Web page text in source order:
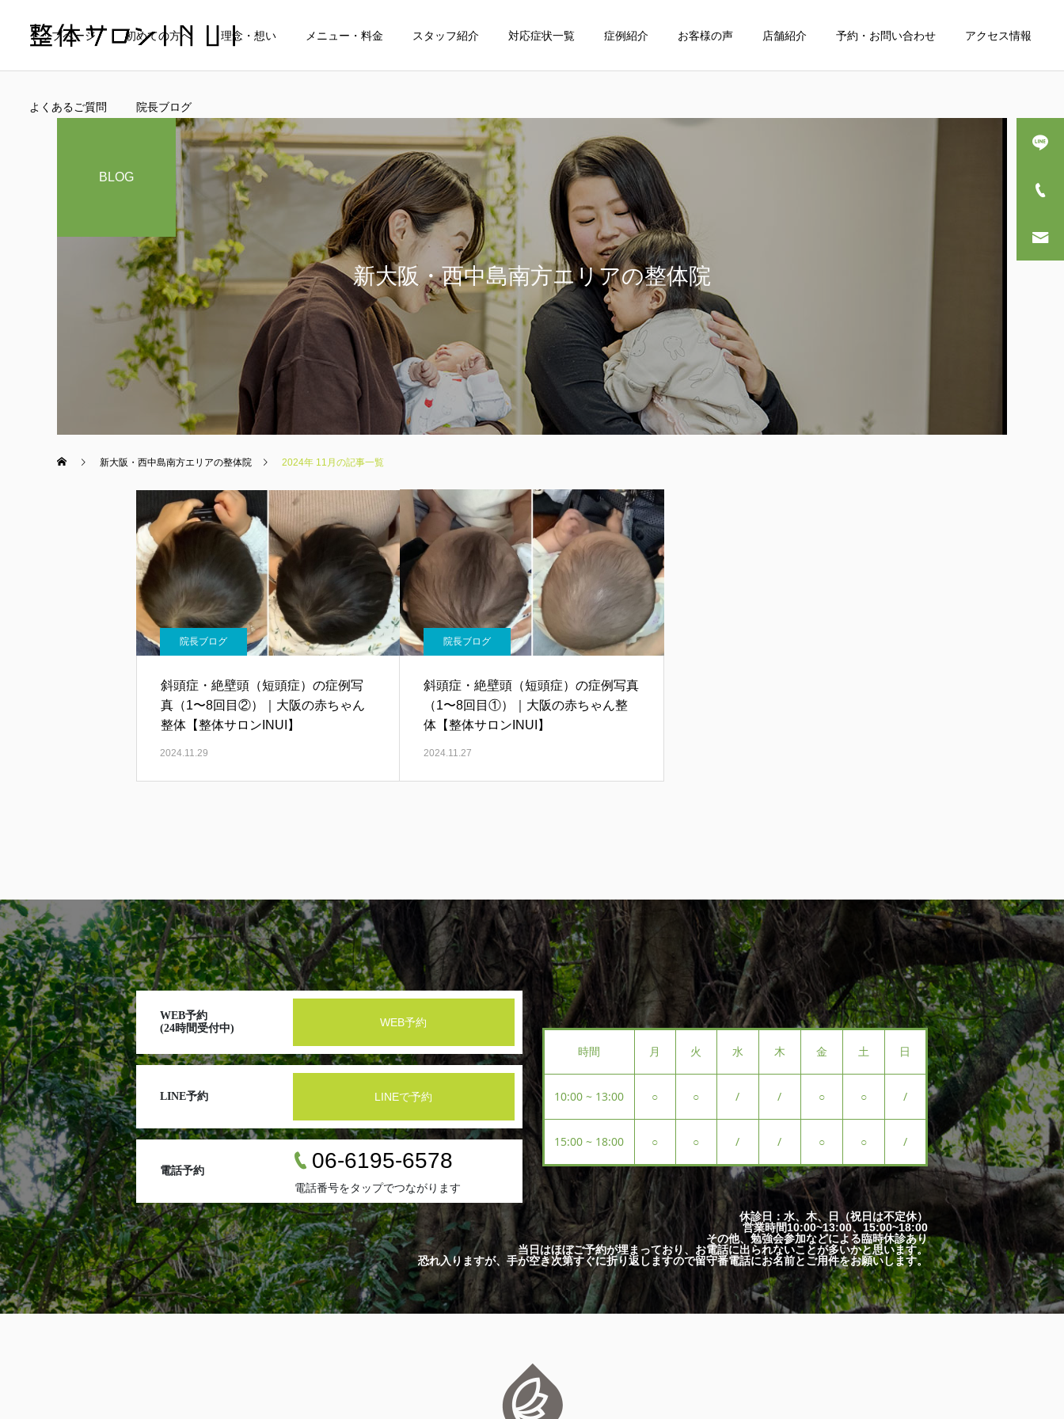
トップページ 初めての方へ 理念・想い メニュー・料金 スタッフ紹介 対応症状一覧 症例紹介 お客様の声 店舗紹介 予約・お問い合わせ アクセス情報
よくあるご質問 院長ブログ
詳細を見る
当院の料金について 整体 小児整体
マタニティケア 新大阪・西中島南方エリアの整体院
BLOG
新大阪・西中島南方エリアの整体院 2024年 11月の記事一覧
院長ブログ
斜頭症・絶壁頭（短頭症）の症例写
真（1〜8回目②）｜大阪の赤ちゃん
整体【整体サロンINUI】
2024.11.29
院長ブログ
斜頭症・絶壁頭（短頭症）の症例写真
（1〜8回目①）｜大阪の赤ちゃん整
体【整体サロンINUI】
2024.11.27
WEB予約
(24時間受付中)
WEB予約
LINE予約 LINEで予約
電話予約 06-6195-6578
電話番号をタップでつながります
時間 月 火 水 木 金 土 日
10:00 ~ 13:00 ○ ○ / / ○ ○ /
15:00 ~ 18:00 ○ ○ / / ○ ○ /
休診日：水、木、日（祝日は不定休）
営業時間10:00~13:00、15:00~18:00
その他、勉強会参加などによる臨時休診あり
当日はほぼご予約が埋まっており、お電話に出られないことが多いかと思います。
恐れ入りますが、手が空き次第すぐに折り返しますので留守番電話にお名前とご用件をお願いします。